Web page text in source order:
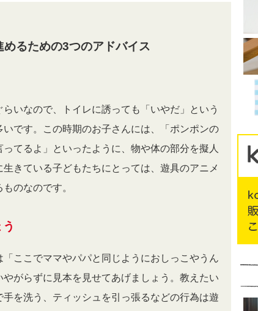
めるための3つのアドバイス
いなので、トイレに誘っても「いやだ」という
です。この時期のお子さんには、「ポンポンの
てるよ」といったように、物や体の部分を擬人
きている子どもたちにとっては、遊具のアニメ
のなのです。
ここでママやパパと同じようにおしっこやうん
がらずに見本を見せてあげましょう。教えたい
を洗う、ティッシュを引っ張るなどの行為は遊